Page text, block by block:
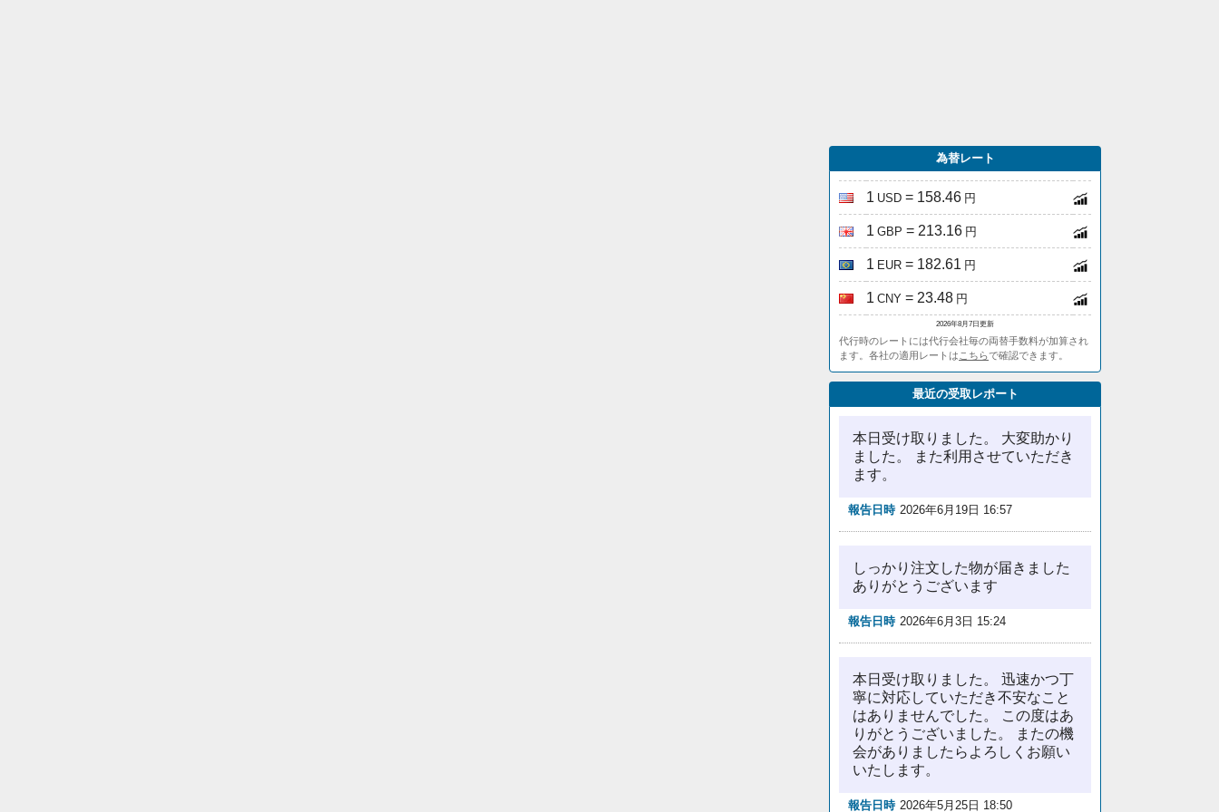
為替レート
1 USD = 158.46 円
1 GBP = 213.16 円
1 EUR = 182.61 円
1 CNY = 23.48 円
2026年8月7日更新
代行時のレートには代行会社毎の両替手数料が加算され
ます。各社の適用レートは こちらで確認できます。
最近の受取レポート
本日受け取りました。 大変助かり
ました。 また利用させていただき
ます。
報告日時 2026年6月19日 16:57
しっかり注文した物が届きました
ありがとうございます
報告日時 2026年6月3日 15:24
本日受け取りました。 迅速かつ丁
寧に対応していただき不安なこと
はありませんでした。 この度はあ
りがとうございました。 またの機
会がありましたらよろしくお願い
いたします。
報告日時 2026年5月25日 18:50